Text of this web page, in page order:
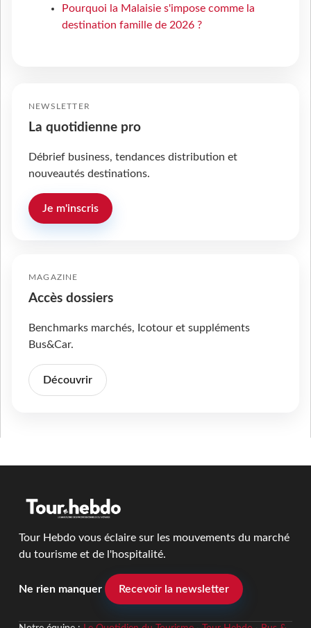
Pourquoi la Malaisie s'impose comme la
destination famille de 2026 ?
NEWSLETTER
La quotidienne pro
Débrief business, tendances distribution et
nouveautés destinations.
Je m'inscris
MAGAZINE
Accès dossiers
Benchmarks marchés, Icotour et suppléments
Bus&Car.
Découvrir
Tour Hebdo vous éclaire sur les mouvements du marché
du tourisme et de l'hospitalité.
Ne rien manquer Recevoir la newsletter